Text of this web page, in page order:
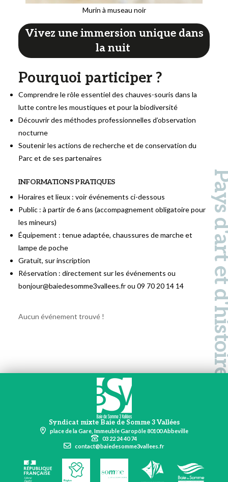
Murin à museau noir
Vivez une immersion unique dans
la nuit
Pourquoi participer ?
Comprendre le rôle essentiel des chauves-souris dans la
lutte contre les moustiques et pour la biodiversité
Découvrir des méthodes professionnelles d’observation
nocturne
Soutenir les actions de recherche et de conservation du
Parc et de ses partenaires
INFORMATIONS PRATIQUES
Horaires et lieux : voir événements ci-dessous
Public : à partir de 6 ans (accompagnement obligatoire pour
les mineurs)
Équipement : tenue adaptée, chaussures de marche et
lampe de poche
Gratuit, sur inscription
Réservation : directement sur les événements ou
bonjour@baiedesomme3vallees.fr ou 09 70 20 14 14
Aucun événement trouvé ! Pays
Syndicat mixte Baie de Somme 3 Vallées
place de la Gare, Immeuble Garopôle 80100 Abbeville
03 22 24 40 74
contact@baiedesomme3vallees.fr